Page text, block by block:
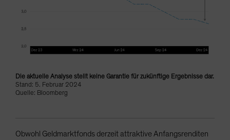
Die aktuelle Analyse stellt keine Garantie für zukünftige Ergebnisse dar.
Stand: 5. Februar 2024
Quelle: Bloomberg
Obwohl Geldmarktfonds derzeit attraktive Anfangsrenditen